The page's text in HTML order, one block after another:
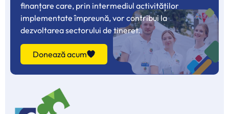
finanțare care, prin intermediul activităților
implementate împreună, vor contribui la
dezvoltarea sectorului de tineret.
Donează acum